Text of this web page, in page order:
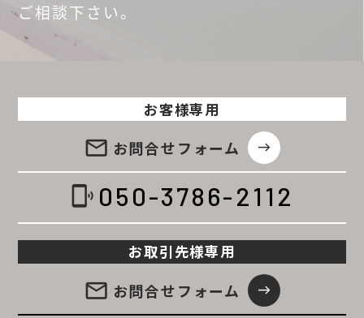
ご相談下さい。
お客様専用
email お問合せフォーム east
phonelink_ring 050-3786-2112
お取引先様専用
email お問合せフォーム east